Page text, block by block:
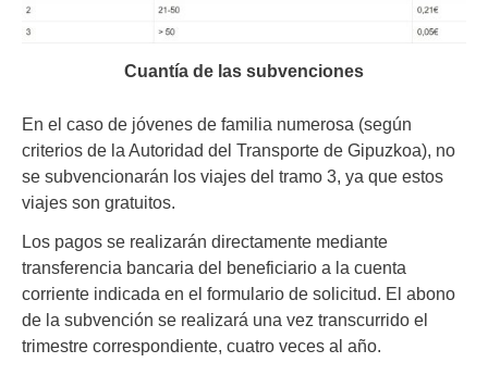
Cuantía de las subvenciones
En el caso de jóvenes de familia numerosa (según
criterios de la Autoridad del Transporte de Gipuzkoa), no
se subvencionarán los viajes del tramo 3, ya que estos
viajes son gratuitos.
Los pagos se realizarán directamente mediante
transferencia bancaria del beneficiario a la cuenta
corriente indicada en el formulario de solicitud. El abono
de la subvención se realizará una vez transcurrido el
trimestre correspondiente, cuatro veces al año.